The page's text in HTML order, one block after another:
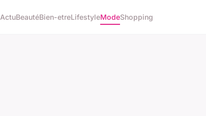
ActuBeautéBien-etreLifestyleModeShopping